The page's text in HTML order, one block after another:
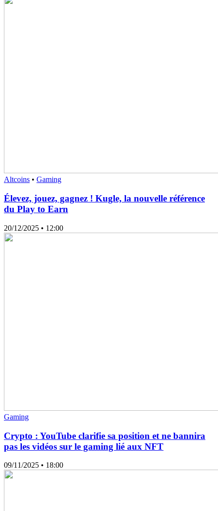
Altcoins • Gaming
Élevez, jouez, gagnez ! Kugle, la nouvelle référence
du Play to Earn
20/12/2025 • 12:00
Gaming
Crypto : YouTube clarifie sa position et ne bannira
pas les vidéos sur le gaming lié aux NFT
09/11/2025 • 18:00